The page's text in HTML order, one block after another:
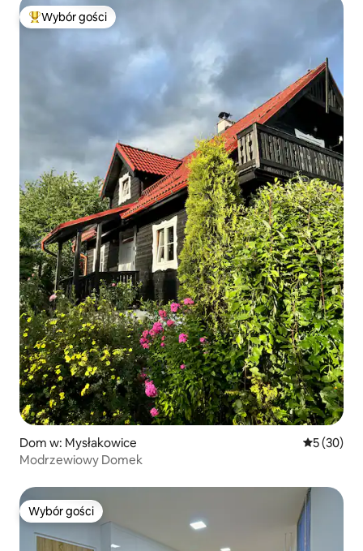
Najpopularniejsze z kategorii Wybór gości
Wybór gości
Dom w: Mysłakowice Średnia
5 (30)
Modrzewiowy Domek
Wybór gości
Wybór gości